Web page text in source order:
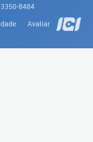
8484
Avaliar